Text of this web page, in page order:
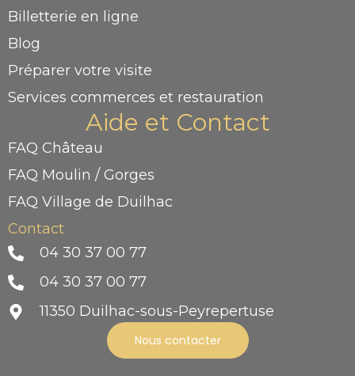
Billetterie en ligne
Blog
Préparer votre visite
Services commerces et restauration
Aide et Contact
FAQ Château
FAQ Moulin / Gorges
FAQ Village de Duilhac
Contact
04 30 37 00 77
04 30 37 00 77
11350 Duilhac-sous-Peyrepertuse
Nous contacter